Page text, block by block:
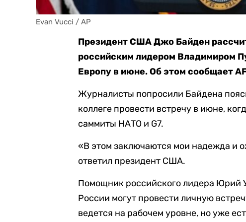
Evan Vucci / AP
Президент США Джо Байден
российским лидером Владимиром
Европу в июне. Об этом сообщает
Журналисты попросили Байдена
коллеге провести встречу в июне,
саммиты НАТО и G7.
«В этом заключаются мои надежда и
ответил президент США.
Помощник российского лидера Юрий
России могут провести личную
ведется на рабочем уровне, но уже